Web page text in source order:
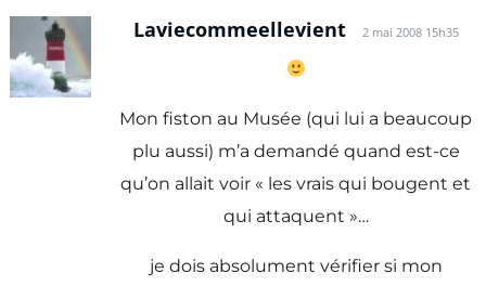
Laviecommeellevient 2 mai 2008 15h35
Mon fiston au Musée (qui lui a beaucoup
plu aussi) m’a demandé quand est-ce
qu’on allait voir « les vrais qui bougent et
qui attaquent »…
je dois absolument vérifier si mon